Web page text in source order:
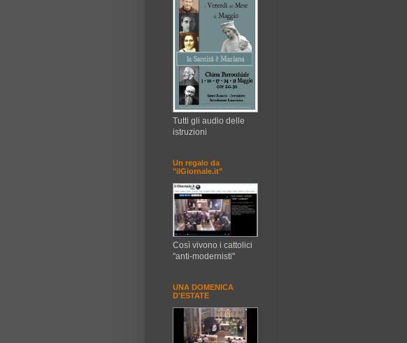
Tutti gli audio delle
istruzioni
Un regalo da
"ilGiornale.it"
Così vivono i cattolici
"anti-modernisti"
UNA DOMENICA
D'ESTATE